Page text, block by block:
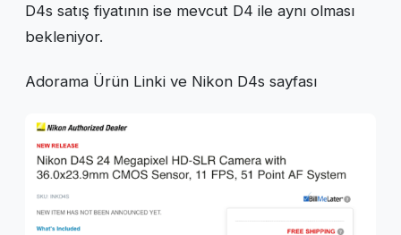
D4s satış fiyatının ise mevcut D4 ile aynı olması
bekleniyor.
Adorama Ürün Linki ve Nikon D4s sayfası